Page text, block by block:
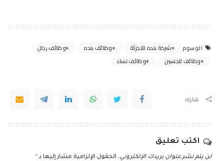
الوسوم شركة بنده للتجزئة وظائف بنده
وظائف رجال
وظائف للجنسين
وظائف نساء
شارك
اكتب تعليق
لن يتم نشر عنوان بريدك الإلكتروني. الحقول الإلزامية مشار إليها بـ *